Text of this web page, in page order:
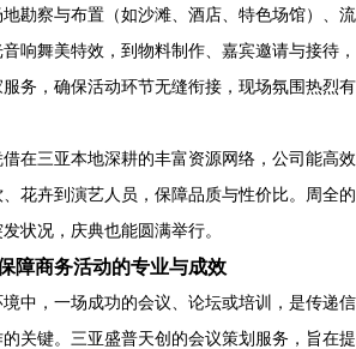
勘察与布置（如沙滩、酒店、特色场馆）、流
响舞美特效，到物料制作、嘉宾邀请与接待，
务，确保活动环节无缝衔接，现场氛围热烈有
借在三亚本地深耕的丰富资源网络，公司能高效
花卉到演艺人员，保障品质与性价比。周全的
状况，庆典也能圆满举行。
障商务活动的专业与成效
中，一场成功的会议、论坛或培训，是传递信
关键。三亚盛普天创的会议策划服务，旨在提